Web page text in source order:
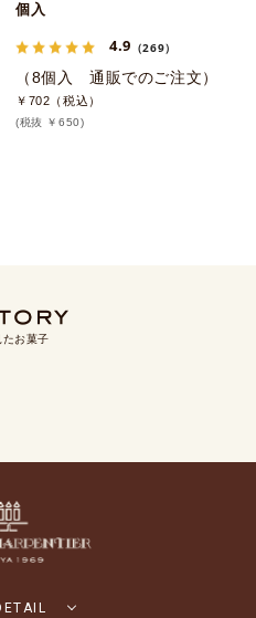
個入
4.9 （269）
（8個入 通販でのご注文）
￥702（税込）
(税抜 ￥650)
たお菓子